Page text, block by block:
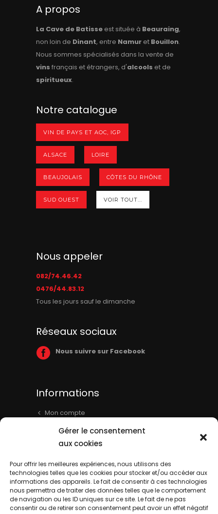
Gérer le consentement
aux cookies
Pour offrir les meilleures expériences, nous utilisons des
technologies telles que les cookies pour stocker et/ou accéder aux
informations des appareils. Le fait de consentir à ces technologies
nous permettra de traiter des données telles que le comportement
de navigation ou les ID uniques sur ce site. Le fait de ne pas
consentir ou de retirer son consentement peut avoir un effet négatif
A propos
La Cave de Batisse est située à Beauraing,
non loin de Dinant, entre Namur et Bouillon.
Nous sommes spécialisés dans la vente de
vins français et étrangers, d'alcools et de
spiritueux.
Notre catalogue
VIN DE PAYS ET AOC, IGP
ALSACE LOIRE
BEAUJOLAIS CÔTES DU RHÔNE
SUD OUEST VOIR TOUT...
Nous appeler
082/74.46.42
0476/44.83.12
Tous les jours sauf le dimanche
Réseaux sociaux
Nous suivre sur Facebook
Informations
Mon compte
Panier
Livraison & Informations
Conditions générales
Contact